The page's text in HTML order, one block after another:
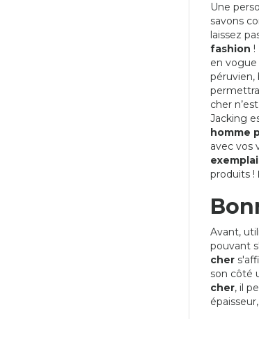
Une
savons
laissez
fashion
en vogue
péruvien,
cher
Jacking
homme
avec vos
produits !
Avant,
pouvant
cher
son côté
cher, il
épaisseur,
BONNET OVERSIZE
19,90 €